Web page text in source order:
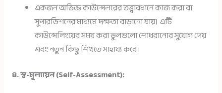
একজন অভিজ্ঞ কাউন্সেলরের তত্ত্বাবধানে কাজ করা বা
সুপারভিশনের মাধ্যমে দক্ষতা বাড়ানো যায়। এটি
কাউন্সেলিংয়ের সময় করা ভুলগুলো শোধরানোর সুযোগ দেয়
এবং নতুন কিছু শিখতে সাহায্য করে।
৪. স্ব-মূল্যায়ন (Self-Assessment):